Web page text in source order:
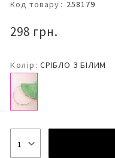
Код товару 258179
298 грн.
Колір: СРІБЛО З БІЛИМ
зображень